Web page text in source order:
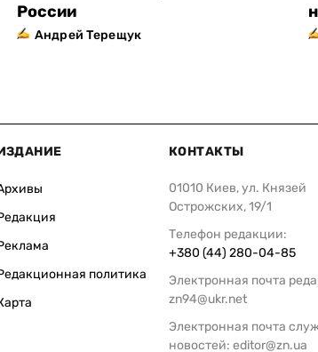
России
Андрей Терещук
политика
КОНТАКТЫ
01010 Киев, ул. Князей
Острожских, 19/1
Телефон редакции:
+380 (44) 280-04-85
Электронная почта
zn94@ukr.net
Электронная почта
новостей: editor@zn.ua